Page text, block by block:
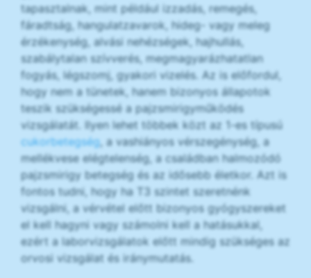
tapasztalnak, mint például izzadás, remegés,
fáradtság, hangulatzavarok, hideg- vagy meleg
érzékenység, alvási nehézségek, hajhullás,
szabálytalan szívverés, megmagyarázhatatlan
fogyás, légszomj, gyakori vizelés. Az is előfordul,
hogy nem a tünetek, hanem bizonyos állapotok
teszik szükségessé a pajzsmirigyműködés
vizsgálatát. Ilyen lehet többek közt az 1-es típusú
cukorbetegség, a vashiányos vérszegénység, a
mellékvese elégtelenség, a családban halmozódó
pajzsmirigy betegség és az idősebb életkor. Azt is
fontos tudni, hogy ha T3 szintet szeretnénk
vizsgálni, a vérvétel előtt bizonyos gyógyszereket
el kell hagyni vagy számolni kell a hatásukkal,
ezért a laborvizsgálatok előtt mindig szükséges az
orvosi vizsgálat és iránymutatás.